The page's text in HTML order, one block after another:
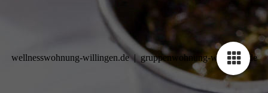
wellnesswohnung-willingen.de | gruppenwohnung-willingen.de